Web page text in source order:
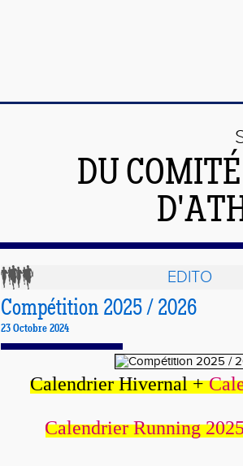
DU
EDITO
Compétition 2025 / 2026
23 Octobre 2024
Calendrier Hivernal +
Calendrier Running